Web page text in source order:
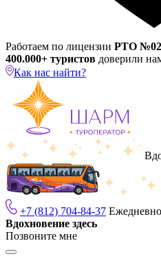
Работаем по лицензии РТО
400.000+ туристов доверили
Как нас найти?
+7 (812) 704-84-37
Вдохновение здесь
Позвоните мне